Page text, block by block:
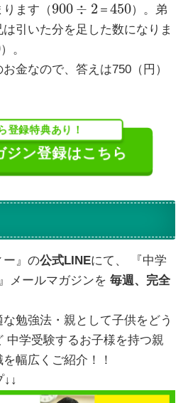
ます（900 ÷ 2 ＝ 450）。弟
引いた分を足した数になりま
）。
金なので、答えは750（円）
登録特典あり！
ジン登録はこちら
ー』の公式LINEにて、 『中学
メールマガジンを 毎週、完全
勉強法・親として子供をどう
中学受験するお子様を持つ親
幅広くご紹介！！
↓↓